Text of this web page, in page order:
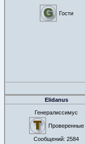
Гости
Elidanus
Генералиссимус
Проверенные
Сообщений: 2584